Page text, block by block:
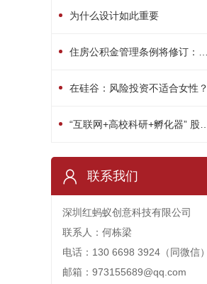
为什么设计如此重要
住房公积金管理条例将修订：用途或多元化
在硅谷：风险投资不适合女性？
“互联网+高校科研+孵化器” 股权众筹平台启动
联系我们
深圳红蚂蚁创意科技有限公司
联系人：何栋梁
电话：130 6698 3924（同微信）
邮箱：973155689@qq.com